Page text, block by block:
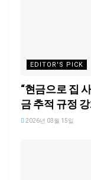
EDITOR'S PICK
“현금으로 집
금 추적 규정
2026년 03월 15일